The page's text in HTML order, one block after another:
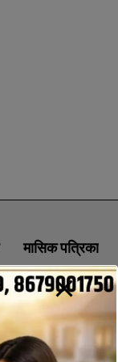
मासिक पत्रिका
NEWSLETTER